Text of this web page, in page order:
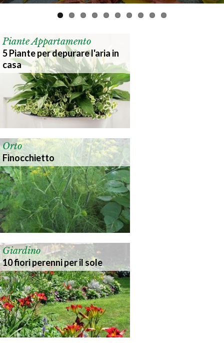
Piante Appartamento
5 Piante per depurare l'aria in
casa
Orto
Finocchietto
Giardino
10 fiori perenni per il sole